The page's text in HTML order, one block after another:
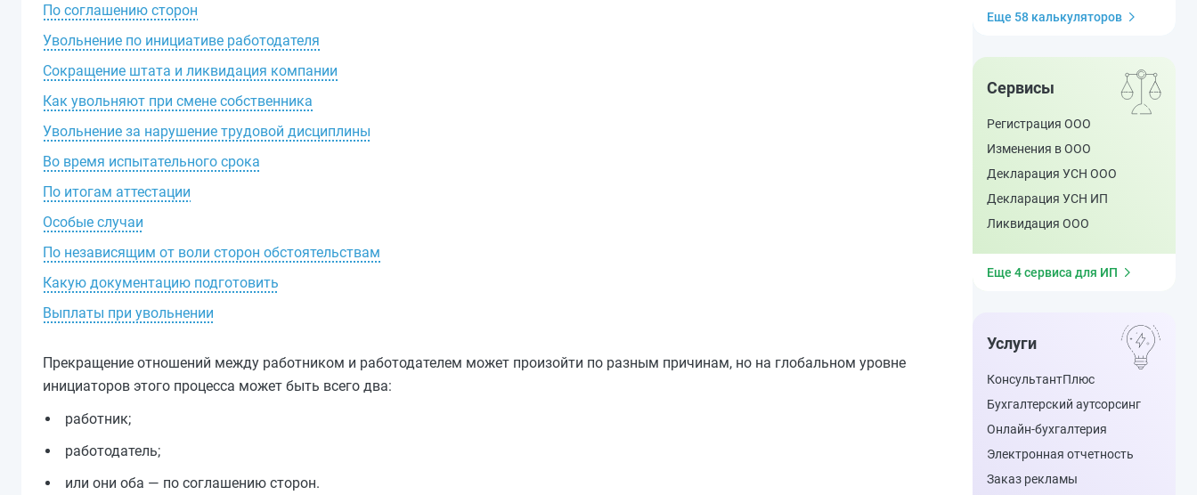
По соглашению сторон
Увольнение по инициативе работодателя
Сокращение штата и ликвидация компании
Как увольняют при смене собственника
Увольнение за нарушение трудовой дисциплины
Во время испытательного срока
По итогам аттестации
Особые случаи
По независящим от воли сторон обстоятельствам
Какую документацию подготовить
Выплаты при увольнении
Прекращение отношений между работником и работодателем может произойти по разным причинам, но на глобальном уровне
инициаторов этого процесса может быть всего два:
работник;
работодатель;
или они оба — по соглашению сторон.
Еще 58 калькуляторов
Сервисы
Регистрация ООО
Изменения в ООО
Декларация УСН ООО
Декларация УСН ИП
Ликвидация ООО
Еще 4 сервиса для ИП
Услуги
КонсультантПлюс
Бухгалтерский аутсорсинг
Онлайн-бухгалтерия
Электронная отчетность
Заказ рекламы